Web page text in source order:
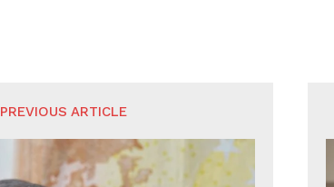
PREVIOUS ARTICLE